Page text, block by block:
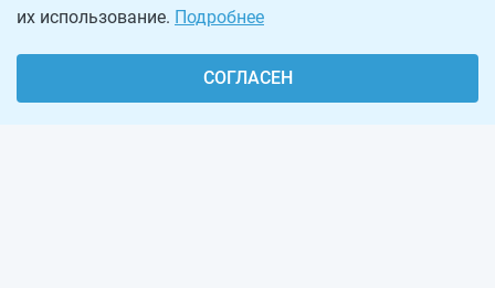
их использование. Подробнее
СОГЛАСЕН